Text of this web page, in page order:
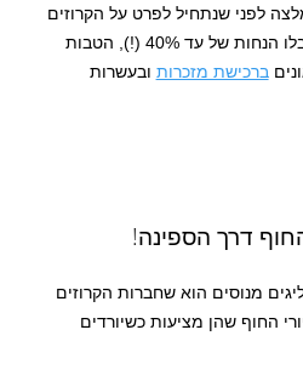
לפני שנתחיל לפרט על הקרוזים
וקבלו הנחות של עד 40% (!), הטבות
ברכישת מזכרות ובעשרות
דרך הספינה!
מנוסים הוא שחברות הקרוזים
החוף שהן מציעות כשיורדים